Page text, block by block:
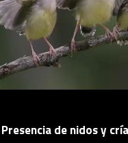
Presencia de nidos y